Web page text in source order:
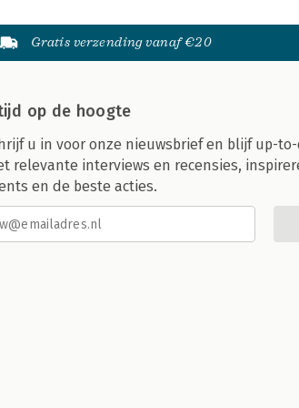
Gratis verzending vanaf €20
op de hoogte
u in voor onze nieuwsbrief en blijf up-
relevante interviews en recensies,
en de beste acties.